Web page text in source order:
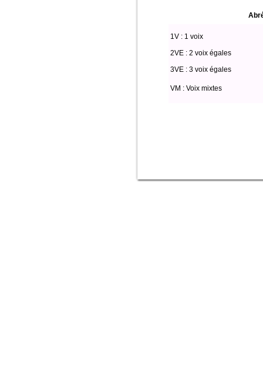
1V : 1 voix
2VE : 2 voix égales
3VE : 3 voix égales
VM : Voix mixtes